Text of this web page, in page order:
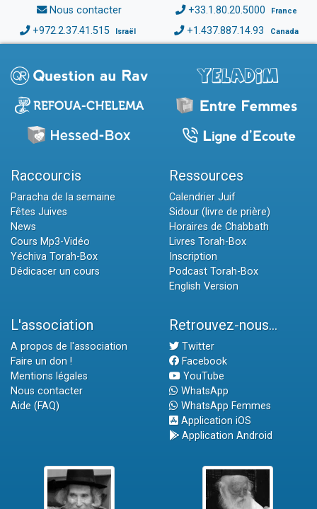
Nous contacter +33.1.80.20.5000 France
+972.2.37.41.515 Israël +1.437.887.14.93 Canada
Raccourcis
Paracha de la semaine
Fêtes Juives
News
Cours Mp3-Vidéo
Yéchiva Torah-Box
Dédicacer un cours
Ressources
Calendrier Juif
Sidour (livre de prière)
Horaires de Chabbath
Livres Torah-Box
Inscription
Podcast Torah-Box
English Version
L'association
A propos de l'association
Faire un don !
Mentions légales
Nous contacter
Aide (FAQ)
Retrouvez-nous...
Twitter
Facebook
YouTube
WhatsApp
WhatsApp Femmes
Application iOS
Application Android